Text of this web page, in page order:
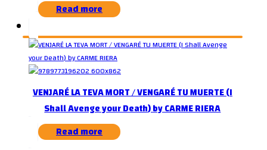
Read more
VENJARÉ LA TEVA MORT / VENGARÉ TU MUERTE (I
Shall Avenge your Death) by CARME RIERA
Read more